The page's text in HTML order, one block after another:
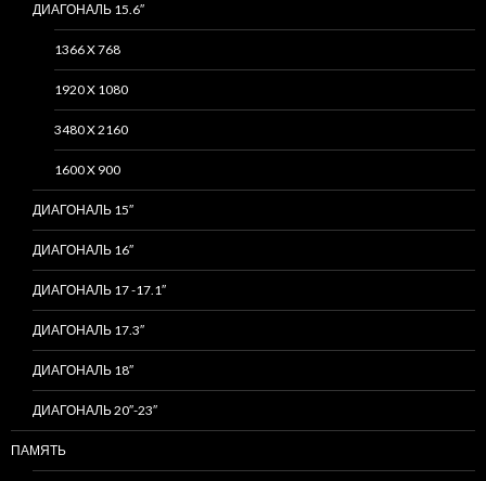
ДИАГОНАЛЬ 15.6″
1366 X 768
1920 X 1080
3480 X 2160
1600 X 900
ДИАГОНАЛЬ 15″
ДИАГОНАЛЬ 16″
ДИАГОНАЛЬ 17 -17.1″
ДИАГОНАЛЬ 17.3″
ДИАГОНАЛЬ 18″
ДИАГОНАЛЬ 20″-23″
ПАМЯТЬ